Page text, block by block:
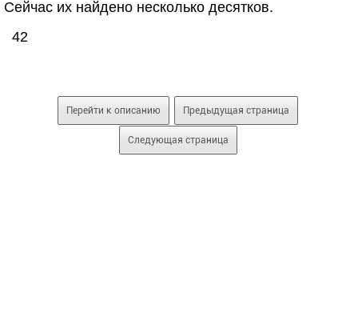
Сейчас их найдено несколько десятков.
42
Перейти к описанию Предыдущая страница
Следующая страница